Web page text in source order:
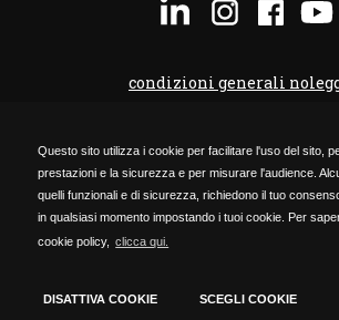
Questo sito utilizza i cookie per facilitare l'uso del sito,
prestazioni e la sicurezza e per misurare l'audience.
quelli funzionali e di sicurezza, richiedono il tuo
in qualsiasi momento impostando i tuoi cookie. Per
cookie policy,
clicca qui.
DISATTIVA COOKIE SCEGLI COOKIE
condizioni generali
Privacy Policy »
Cookie Policy »